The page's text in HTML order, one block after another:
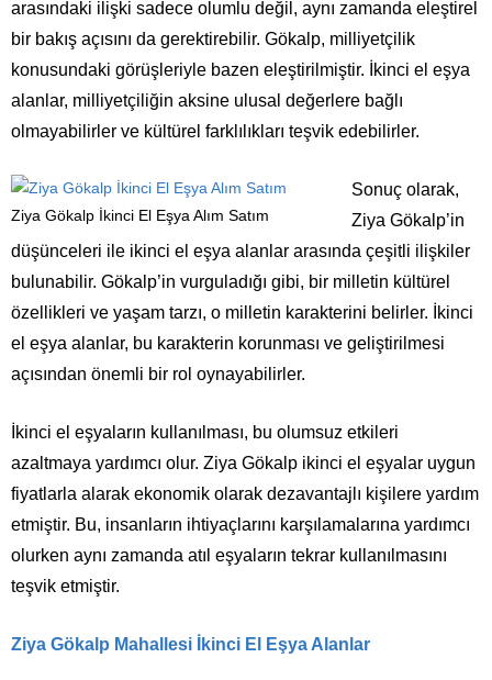
arasındaki ilişki sadece olumlu değil, aynı zamanda eleştirel
bir bakış açısını da gerektirebilir. Gökalp, milliyetçilik
konusundaki görüşleriyle bazen eleştirilmiştir. İkinci el eşya
alanlar, milliyetçiliğin aksine ulusal değerlere bağlı
olmayabilirler ve kültürel farklılıkları teşvik edebilirler.
Ziya Gökalp İkinci El Eşya Alım Satım
Sonuç olarak,
Ziya Gökalp’in
düşünceleri ile ikinci el eşya alanlar arasında çeşitli ilişkiler
bulunabilir. Gökalp’in vurguladığı gibi, bir milletin kültürel
özellikleri ve yaşam tarzı, o milletin karakterini belirler. İkinci
el eşya alanlar, bu karakterin korunması ve geliştirilmesi
açısından önemli bir rol oynayabilirler.
İkinci el eşyaların kullanılması, bu olumsuz etkileri
azaltmaya yardımcı olur. Ziya Gökalp ikinci el eşyalar uygun
fiyatlarla alarak ekonomik olarak dezavantajlı kişilere yardım
etmiştir. Bu, insanların ihtiyaçlarını karşılamalarına yardımcı
olurken aynı zamanda atıl eşyaların tekrar kullanılmasını
teşvik etmiştir.
Ziya Gökalp Mahallesi İkinci El Eşya Alanlar